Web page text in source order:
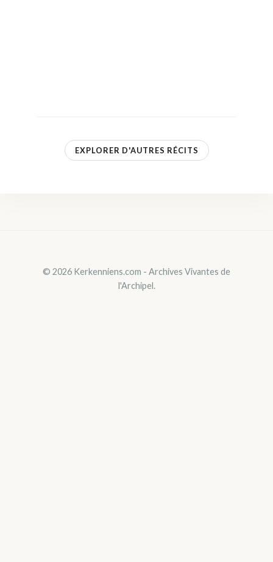
EXPLORER D'AUTRES RÉCITS
© 2026 Kerkenniens.com - Archives Vivantes de
l'Archipel.